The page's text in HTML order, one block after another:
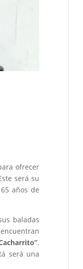
ofrecer
será su
años de
baladas
.
será una